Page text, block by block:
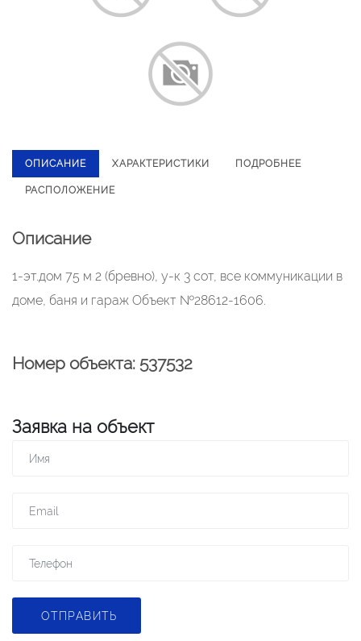
ОПИСАНИЕ ХАРАКТЕРИСТИКИ ПОДРОБНЕЕ
РАСПОЛОЖЕНИЕ
Описание
1-эт.дом 75 м 2 (бревно), у-к 3 сот, все коммуникации в
доме, баня и гараж Объект №28612-1606.
Номер объекта: 537532
Заявка на объект
ОТПРАВИТЬ